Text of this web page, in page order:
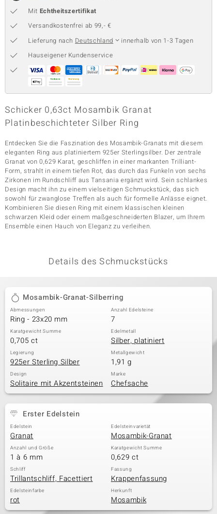
Collection
Classics
Mit Echtheitszertifikat
Versandkostenfrei ab 99,- €
Lieferung nach Deutschland
innerhalb von 1-3 Tagen
Hauseigener Kundenservice
Schicker 0,63ct Mosambik Granat
Platinbeschichteter Silber Ring
Entdecken Sie die Faszination des Mosambik-Granats mit diesem
eleganten Ring aus platiniertem 925er Sterlingsilber. Der zentrale
Granat von 0,629 Karat, geschliffen in einer markanten Trilliant-
Form, strahlt in einem tiefen Rot, das durch das Funkeln von sechs
Zirkonen im Rundschliff aus Tansania ergänzt wird. Sein schlankes
Design macht ihn zu einem vielseitigen Schmuckstück, das sich
sowohl für zwanglose Treffen als auch für formelle Anlässe eignet.
Kombinieren Sie diesen Ring mit einem klassischen kleinen
schwarzen Kleid oder einem maßgeschneiderten Blazer, um Ihrem
Ensemble einen Hauch von Eleganz zu verleihen.
Details des Schmuckstücks
Mosambik-Granat-Silberring
Abmessungen
Ring - 23x20 mm
Anzahl Edelsteine
7
Karatgewicht Summe
0,705 ct
Edelmetall
Silber, platiniert
Legierung
925er Sterling Silber
Metallgewicht
1,91 g
Design
Solitaire mit Akzentsteinen
Marke
Chefsache
Erster Edelstein
Edelstein
Granat
Edelsteinvarietät
Mosambik-Granat
Anzahl und Größe
1 à 6 mm
Karatgewicht Summe
0,629 ct
Schliff
Trillantschliff, Facettiert
Fassung
Krappenfassung
Edelsteinfarbe
rot
Herkunft
Mosambik